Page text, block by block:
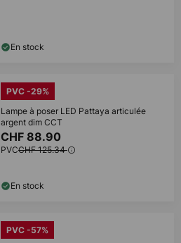
En stock
PVC -29%
Lampe à poser LED Pattaya articulée
argent dim CCT
CHF 88.90
PVCCHF 125.34
En stock
PVC -57%